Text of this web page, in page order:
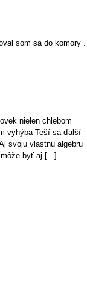
som sa do komory .
nielen chlebom
vyhýba Teší sa ďalší
svoju vlastnú algebru
byť aj [...]